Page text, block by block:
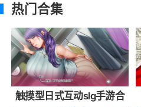
热门合集
触摸型日式互动slg手游合